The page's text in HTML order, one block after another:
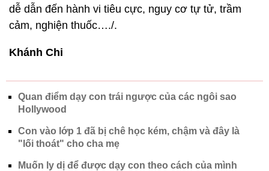
dễ dẫn đến hành vi tiêu cực, nguy cơ tự tử, trầm
cảm, nghiện thuốc…./.
Khánh Chi
Quan điểm dạy con trái ngược của các ngôi sao
Hollywood
Con vào lớp 1 đã bị chê học kém, chậm và đây là
"lối thoát" cho cha mẹ
Muốn ly dị để được dạy con theo cách của mình